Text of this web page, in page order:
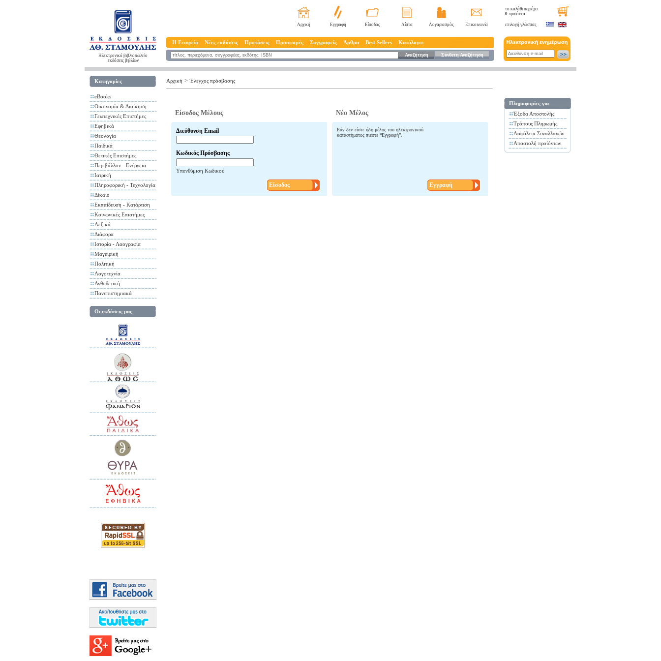
Ηλεκτρονικό βιβλιοπωλείο
εκδόσεις βιβλίων
Αρχική Εγγραφή Είσοδος Λίστα Λογαριασμός Επικοινωνία
Η Εταιρεία Νέες εκδόσεις Προτάσεις Προσφορές Συγγραφείς Άρθρα Best Sellers Κατάλογοι
Αναζήτηση Σύνθετη Αναζήτηση
το καλάθι περιέχει
0 προϊόντα
επιλογή γλώσσας
Κατηγορίες
eBooks
Οικονομία & Διοίκηση
Γεωτεχνικές Επιστήμες
Εφηβικά
Θεολογία
Παιδικά
Θετικές Επιστήμες
Περιβάλλον - Ενέργεια
Ιατρική
Πληροφορική - Τεχνολογία
Δίκαιο
Εκπαίδευση - Κατάρτιση
Κοινωνικές Επιστήμες
Λεξικά
Διάφορα
Ιστορία - Λαογραφία
Μαγειρική
Πολιτική
Λογοτεχνία
Ανθοδετική
Πανεπιστημιακά
Οι εκδόσεις μας
Αρχική > Έλεγχος πρόσβασης
Είσοδος Μέλους Νέο Μέλος
Διεύθυνση Email
Κωδικός Πρόσβασης
Υπενθύμιση Κωδικού
Είσοδος
Εάν δεν είστε ήδη μέλος του ηλεκτρονικού
καταστήματος πιέστε “Εγγραφή”.
Εγγραφή
Πληροφορίες για
Έξοδα Αποστολής
Τρόπους Πληρωμής
Ασφάλεια Συναλλαγών
Αποστολή προίόντων